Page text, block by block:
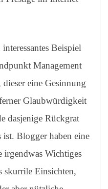
Beispiel
Management
eine Gesinnung
Glaubwürdigkeit
dasjenige Rückgrat
Blogger haben eine
irgendwas Wichtiges
skurrile Einsichten,